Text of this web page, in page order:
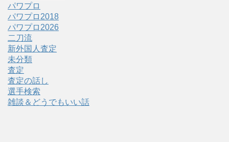
パワプロ
パワプロ2018
パワプロ2026
二刀流
新外国人査定
未分類
査定
査定の話し
選手検索
雑談＆どうでもいい話